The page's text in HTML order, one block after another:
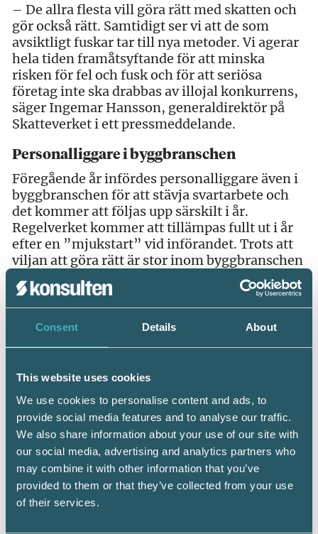
Consent Details About
This website uses cookies
We use cookies to personalise content and ads, to
provide social media features and to analyse our traffic.
We also share information about your use of our site with
our social media, advertising and analytics partners who
may combine it with other information that you’ve
provided to them or that they’ve collected from your use
of their services.
– De allra flesta vill göra rätt med skatten och
gör också rätt. Samtidigt ser vi att de som
avsiktligt fuskar tar till nya metoder. Vi agerar
hela tiden framåtsyftande för att minska
risken för fel och fusk och för att seriösa
företag inte ska drabbas av illojal konkurrens,
säger Ingemar Hansson, generaldirektör på
Skatteverket i ett pressmeddelande.
Personalliggare i byggbranschen
Föregående år infördes personalliggare även i
byggbranschen för att stävja svartarbete och
det kommer att följas upp särskilt i år.
Regelverket kommer att tillämpas fullt ut i år
efter en ”mjukstart” vid införandet. Trots att
viljan att göra rätt är stor inom byggbranschen
har Skatteverket kunnat notera många fel och
brister.
Rot- och rutavdrag
Under 2017 fortsätter kontrollerna inom rot-
takarbeten och flyttjänster. Hittills har ett
tusental företagare som utför flyttjänster
ansökt om rutavdrag. Man kommer även att
utföra kontroller av bostadsförsäljningar där
ägaren har begärt rotavdrag utan att ha bott i
bostaden.
Digital ekonomi och delningsekonomi